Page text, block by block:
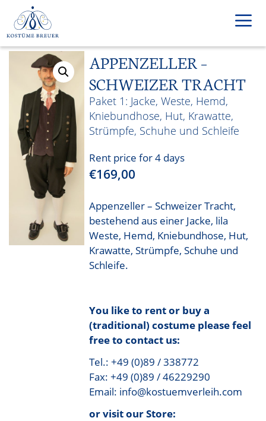
content
APPENZELLER –
SCHWEIZER TRACHT
Jacke, Weste, Hemd,
Kniebundhose, Hut, Krawatte,
Strümpfe, Schuhe und Schleife
Rent price for 4 days
€169,00
Appenzeller – Schweizer Tracht,
bestehend aus einer Jacke, lila
Weste, Hemd, Kniebundhose, Hut,
Krawatte, Strümpfe, Schuhe und
Schleife.
You like to rent or buy a
(traditional) costume please feel
free to contact us:
Tel.: +49 (0)89 / 338772
Fax: +49 (0)89 / 46229290
Email: info@kostuemverleih.com
or visit our Store: